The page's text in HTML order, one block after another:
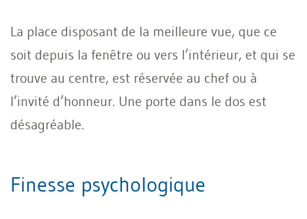
La place disposant de la meilleure vue, que ce
soit depuis la fenêtre ou vers l’intérieur, et qui se
trouve au centre, est réservée au chef ou à
l’invité d’honneur. Une porte dans le dos est
désagréable.
Finesse psychologique